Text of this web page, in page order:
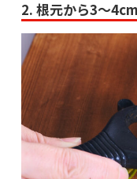
2. 根元から3～